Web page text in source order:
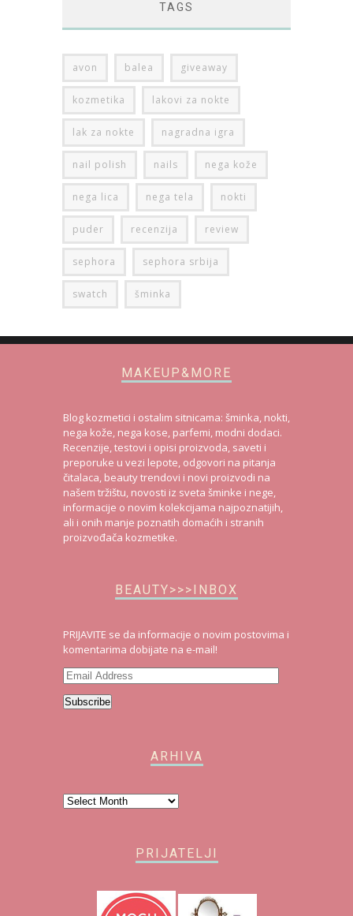
TAGS
avon balea giveaway
kozmetika lakovi za nokte
lak za nokte nagradna igra
nail polish nails nega kože
nega lica nega tela nokti
puder recenzija review
sephora sephora srbija
swatch šminka
MAKEUP&MORE
Blog kozmetici i ostalim sitnicama: šminka, nokti,
nega kože, nega kose, parfemi, modni dodaci.
Recenzije, testovi i opisi proizvoda, saveti i
preporuke u vezi lepote, odgovori na pitanja
čitalaca, beauty trendovi i novi proizvodi na
našem tržištu, novosti iz sveta šminke i nege,
informacije o novim kolekcijama najpoznatijih,
ali i onih manje poznatih domaćih i stranih
proizvođača kozmetike.
BEAUTY>>>INBOX
PRIJAVITE se da informacije o novim postovima i
komentarima dobijate na e-mail!
Email
Address
Subscribe
ARHIVA
Arhiva
PRIJATELJI